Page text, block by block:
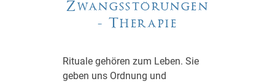
Zwangsstörungen
- Therapie
Rituale gehören zum Leben. Sie
geben uns Ordnung und